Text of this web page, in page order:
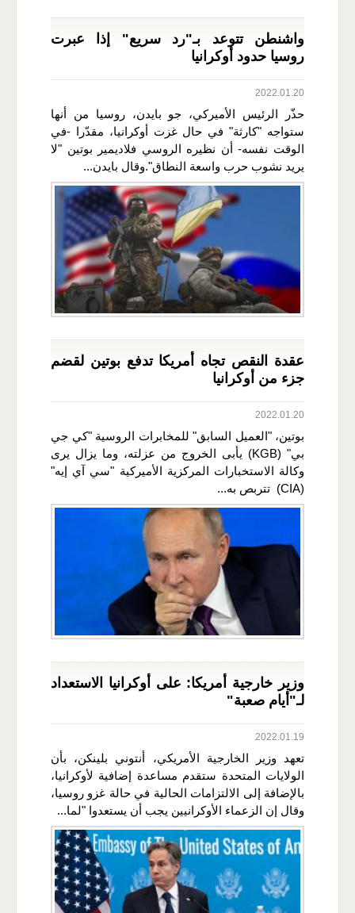
واشنطن تتوعد بـ"رد سريع" إذا عبرت
روسيا حدود أوكرانيا
2022.01.20
حذّر الرئيس الأميركي، جو بايدن، روسيا من أنها
ستواجه "كارثة" في حال غزت أوكرانيا، مقدّرا -في
الوقت نفسه- أن نظيره الروسي فلاديمير بوتين "لا
يريد نشوب حرب واسعة النطاق".وقال بايدن...
عقدة النقص تجاه أمريكا تدفع بوتين لقضم
جزء من أوكرانيا
2022.01.20
بوتين، "العميل السابق" للمخابرات الروسية "كي جي
بي" (KGB) يأبى الخروج من عزلته، وما يزال يرى
وكالة الاستخبارات المركزية الأميركية "سي آي إيه"
(CIA) تتربص به...
وزير خارجية أمريكا: على أوكرانيا الاستعداد
لـ"أيام صعبة"
2022.01.19
تعهد وزير الخارجية الأمريكي، أنتوني بلينكن، بأن
الولايات المتحدة ستقدم مساعدة إضافية لأوكرانيا،
بالإضافة إلى الالتزامات الحالية في حالة غزو روسيا،
وقال إن الزعماء الأوكرانيين يجب أن يستعدوا "لما...